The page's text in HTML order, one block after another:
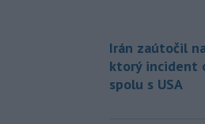
Irán zaútočil
ktorý incident
spolu s USA